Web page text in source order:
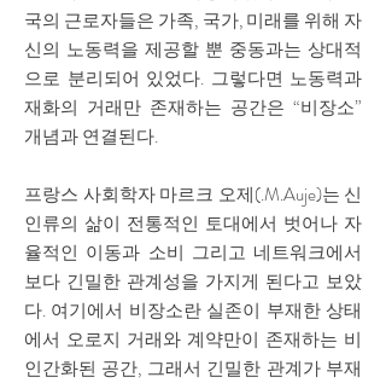
국의 근로자들은 가족, 국가, 미래를 위해 자
신의 노동력을 제공할 뿐 중동과는 상대적
으로 분리되어 있었다. 그렇다면 노동력과
재화의 거래만 존재하는 공간은 “비장소”
개념과 연결된다.
프랑스 사회학자 마르크 오제(.M.Auje)는 신
인류의 삶이 전통적인 토대에서 벗어나 자
율적인 이동과 소비 그리고 네트워크에서
보다 긴밀한 관계성을 가지게 된다고 보았
다. 여기에서 비장소란 실존이 부재한 상태
에서 오로지 거래와 계약만이 존재하는 비
인간화된 공간, 그래서 긴밀한 관계가 부재